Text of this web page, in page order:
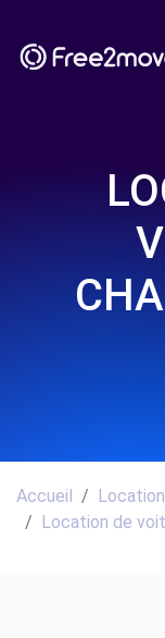
Accueil
Location de